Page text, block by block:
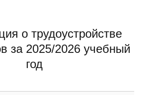
о трудоустройстве
за 2025/2026 учебный
год